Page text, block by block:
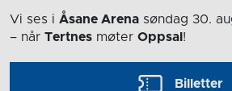
Vi ses i Åsane Arena søndag 30.
– når Tertnes møter Oppsal!
Billetter